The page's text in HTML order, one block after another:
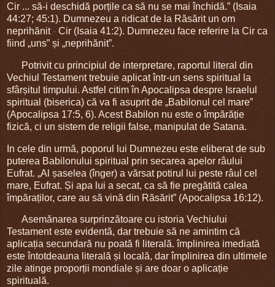
Cir ... să-i deschidă porțile ca să nu se mai închidă.” (Isaia
44:27; 45:1). Dumnezeu a ridicat de la Răsărit un om
neprihănit - Cir (Isaia 41:2). Dumnezeu face referire la Cir ca
fiind „uns” și „neprihănit”.
Potrivit cu principiul de interpretare, raportul literal din
Vechiul Testament trebuie aplicat într-un sens spiritual la
sfârșitul timpului. Astfel citim în Apocalipsa despre Israelul
spiritual (biserica) că va fi asuprit de „Babilonul cel mare”
(Apocalipsa 17:5, 6). Acest Babilon nu este o împărăție
fizică, ci un sistem de religii false, manipulat de Satana.
In cele din urmă, poporul lui Dumnezeu este eliberat de sub
puterea Babilonului spiritual prin secarea apelor râului
Eufrat. „Al șaselea (înger) a vărsat potirul lui peste râul cel
mare, Eufrat. Și apa lui a secat, ca să fie pregătită calea
împăraților, care au să vină din Răsărit” (Apocalipsa 16:12).
Asemănarea surprinzătoare cu istoria Vechiului
Testament este evidentă, dar trebuie să ne amintim că
aplicația secundară nu poată fi literală. împlinirea imediată
este întotdeauna literală și locală, dar împlinirea din ultimele
zile atinge proporții mondiale și are doar o aplicație
spirituală.